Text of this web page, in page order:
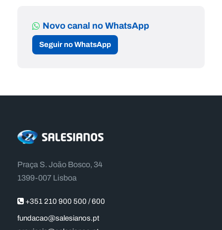
Novo canal no WhatsApp
Seguir no WhatsApp
Praça S. João Bosco, 34
1399-007 Lisboa
+351 210 900 500 / 600
fundacao@salesianos.pt